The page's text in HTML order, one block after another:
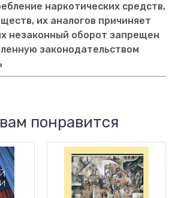
наркотических средств,
их аналогов причиняет
незаконный оборот запрещен
законодательством
понравится